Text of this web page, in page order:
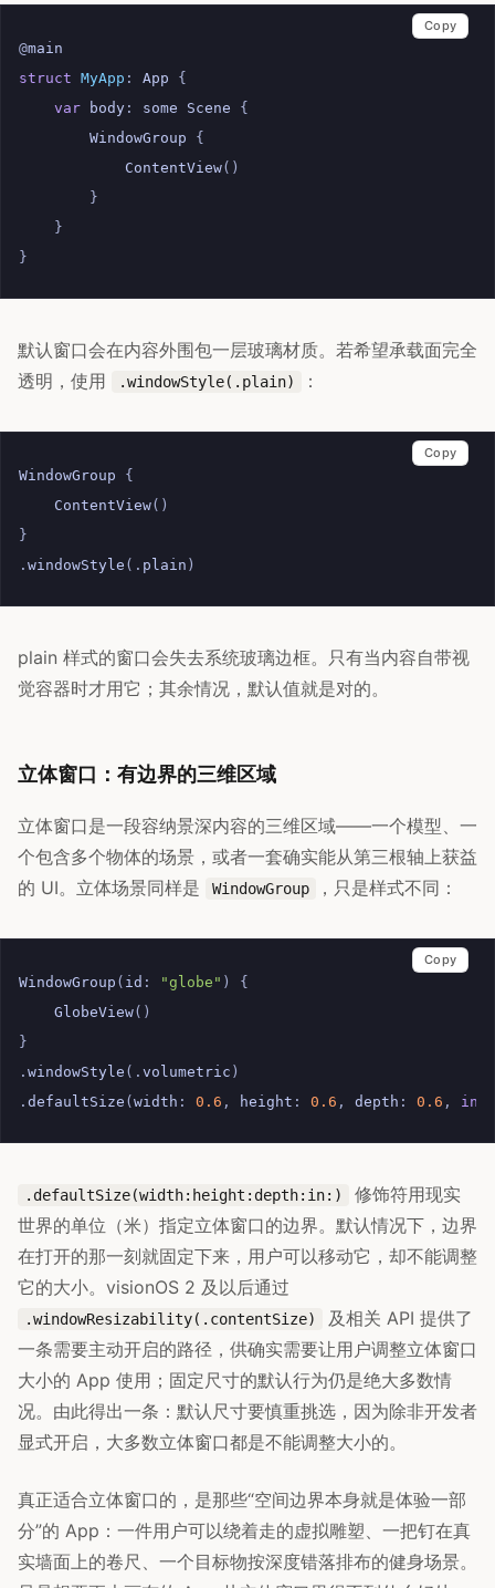
@main
struct MyApp : App
{
var
body : some Scene
{
WindowGroup
{
ContentView()
}
}
}
Copy
默认窗口会在内容外围包一层玻璃材质。若希望承载面完全
透明，使用
.windowStyle(.plain) ：
WindowGroup
{
ContentView()
}
. windowStyle (. plain )
Copy
plain 样式的窗口会失去系统玻璃边框。只有当内容自带视
觉容器时才用它；其余情况，默认值就是对的。
立体窗口：有边界的三维区域
立体窗口是一段容纳景深内容的三维区域——一个模型、一
个包含多个物体的场景，或者一套确实能从第三根轴上获益
的 UI。立体场景同样是
WindowGroup ，只是样式不同：
WindowGroup ( id : "globe" )
{
GlobeView()
}
. windowStyle (. volumetric )
. defaultSize ( width : 0.6 , height : 0.6 , depth : 0.6 , in
Copy
.defaultSize(width:height:depth:in:)
修饰符用现实
世界的单位（米）指定立体窗口的边界。默认情况下，边界
在打开的那一刻就固定下来，用户可以移动它，却不能调整
它的大小。visionOS 2 及以后通过
.windowResizability(.contentSize)
及相关 API 提供了
一条需要主动开启的路径，供确实需要让用户调整立体窗口
大小的 App 使用；固定尺寸的默认行为仍是绝大多数情
况。由此得出一条：默认尺寸要慎重挑选，因为除非开发者
显式开启，大多数立体窗口都是不能调整大小的。
真正适合立体窗口的，是那些“空间边界本身就是体验一部
分”的 App：一件用户可以绕着走的虚拟雕塑、一把钉在真
实墙面上的卷尺、一个目标物按深度错落排布的健身场景。